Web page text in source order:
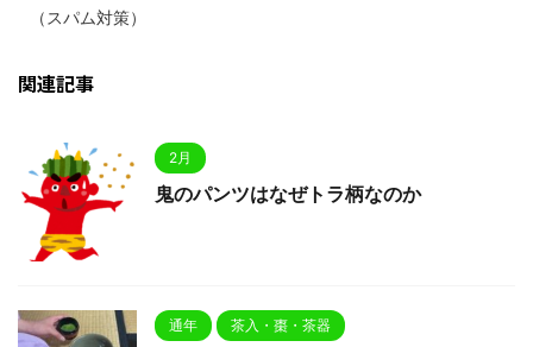
（スパム対策）
関連記事
2月
鬼のパンツはなぜトラ柄なのか
通年 茶入・棗・茶器